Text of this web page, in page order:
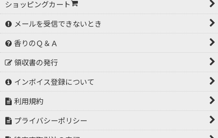
ショッピングカート
メールを受信できないとき
香りのＱ＆Ａ
領収書の発行
インボイス登録について
利用規約
プライバシーポリシー